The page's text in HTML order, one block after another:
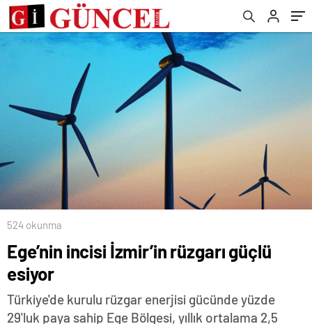
524 okunma
Ege’nin incisi İzmir’in rüzgarı güçlü
esiyor
Türkiye'de kurulu rüzgar enerjisi gücünde yüzde
29'luk paya sahip Ege Bölgesi, yıllık ortalama 2,5